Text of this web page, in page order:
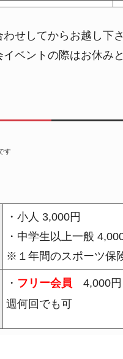
せしてからお越し下さ
ベントの際はお休み
す
・小人 3,000円
・中学生以上一般
※１年間のスポーツ保
・ フリー会員 4,000円
週何回でも可